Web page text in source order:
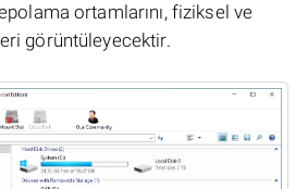
ortamlarını, fiziksel ve
görüntüleyecektir.